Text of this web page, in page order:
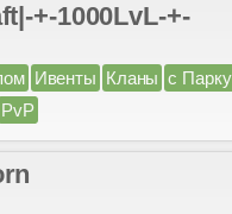
+-1000LvL-+-
Ивенты Кланы с
PvP